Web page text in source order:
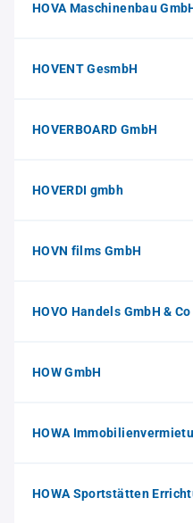
HOVA Maschinenbau
HOVENT GesmbH
HOVERBOARD GmbH
HOVERDI gmbh
HOVN films GmbH
HOVO Handels GmbH & Co
HOW GmbH
HOWA
HOWA Sportstätten